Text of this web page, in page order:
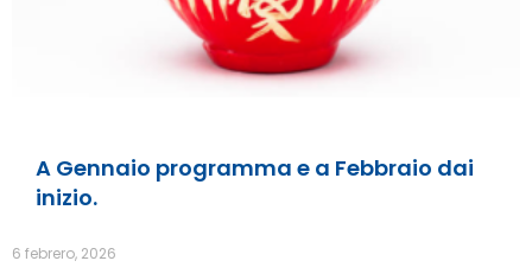
A Gennaio programma e a Febbraio dai
inizio.
6 febrero, 2026